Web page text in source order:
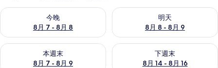
今晚
8月 7 - 8月 8
查看今晚 (8月 7 - 8月 8) 的供應情況
明天
8月 8 - 8月 9
查看明天 (8月 8 - 8月 9) 的供
本週末
8月 7 - 8月 9
查看本週末 (8月 7 - 8月 9) 的供應情況
下週末
8月 14 - 8月 16
查看下週末 (8月 14 - 8月 16)